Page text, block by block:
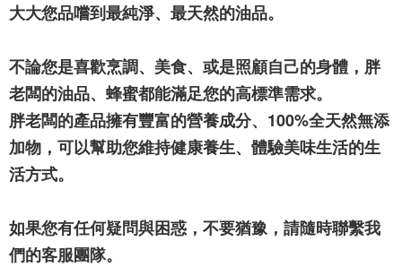
大大您品嚐到最純淨、最天然的油品。
不論您是喜歡烹調、美食、或是照顧自己的身體，胖
老闆的油品、蜂蜜都能滿足您的高標準需求。
胖老闆的產品擁有豐富的營養成分、100%全天然無添
加物，可以幫助您維持健康養生、體驗美味生活的生
活方式。
如果您有任何疑問與困惑，不要猶豫，請隨時聯繫我
們的客服團隊。